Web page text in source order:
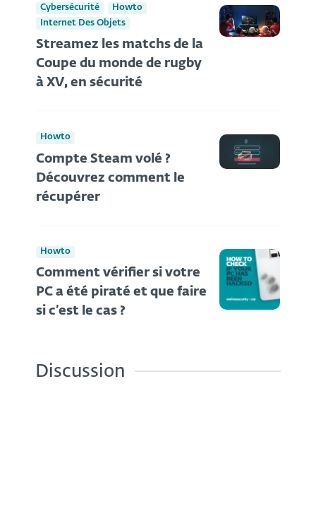
Cybersécurité
Howto
Internet Des Objets
Streamez les matchs de la
Coupe du monde de rugby
à XV, en sécurité
Howto
Compte Steam volé ?
Découvrez comment le
récupérer
Howto
Comment vérifier si votre
PC a été piraté et que faire
si c’est le cas ?
Discussion